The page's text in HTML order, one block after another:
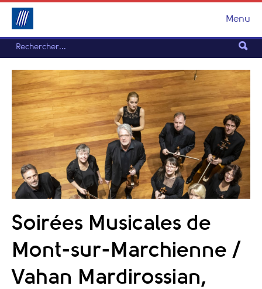
Menu
Soirées Musicales de
Mont-sur-Marchienne /
Vahan Mardirossian,